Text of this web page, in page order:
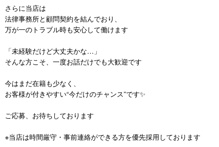
さらに当店は
法律事務所と顧問契約を結んでおり、
万が一のトラブル時も安心して働けます
「未経験だけど大丈夫かな…」
そんな方こそ、一度お話だけでも大歓迎です
今はまだ在籍も少なく、
お客様が付きやすい“今だけのチャンス”です✨
ご応募、お待ちしております
※当店は時間厳守・事前連絡ができる方を優先採用しております